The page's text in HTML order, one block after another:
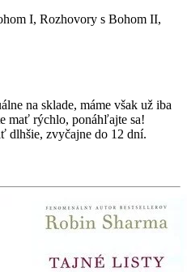
I, Rozhovory s Bohom II,
na sklade, máme však už iba
mať rýchlo, ponáhľajte sa!
dlhšie, zvyčajne do 12 dní.